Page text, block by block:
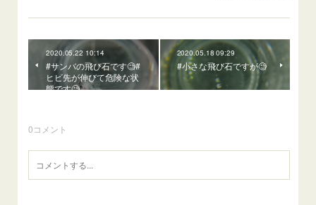
2020.05.22 10:14
#サンバの飛び石です🧐#
ヒビ先が伸びて危険な状
態です🧐
2020.05.18 09:29
#小さな飛び石ですが🧐
0コメント